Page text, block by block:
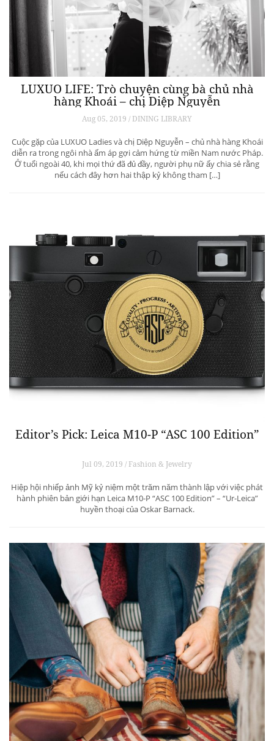
LUXUO LIFE: Trò chuyện cùng bà chủ nhà
hàng Khoái – chị Diệp Nguyễn
Aug 05, 2019 / DINING LIBRARY
Cuộc gặp của LUXUO Ladies và chị Diệp Nguyễn – chủ nhà hàng Khoái
diễn ra trong ngôi nhà ấm áp gợi cảm hứng từ miền Nam nước Pháp.
Ở tuổi ngoài 40, khi mọi thứ đã đủ đầy, người phụ nữ ấy chia sẻ rằng
nếu cách đây hơn hai thập kỷ không tham […]
Editor’s Pick: Leica M10-P “ASC 100 Edition”
Jul 09, 2019 / Fashion & Jewelry
Hiệp hội nhiếp ảnh Mỹ kỷ niệm một trăm năm thành lập với việc phát
hành phiên bản giới hạn Leica M10-P “ASC 100 Edition” – “Ur-Leica”
huyền thoại của Oskar Barnack.